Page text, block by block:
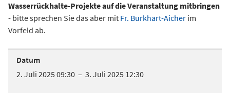
Wasserrückhalte-Projekte auf die Veranstaltung mitbringen
- bitte sprechen Sie das aber mit Fr. Burkhart-Aicher im
Vorfeld ab.
Datum
2. Juli 2025 09:30 – 3. Juli 2025 12:30